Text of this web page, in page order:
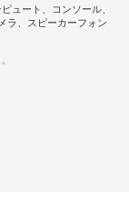
チームルーム
Windowsコンソール